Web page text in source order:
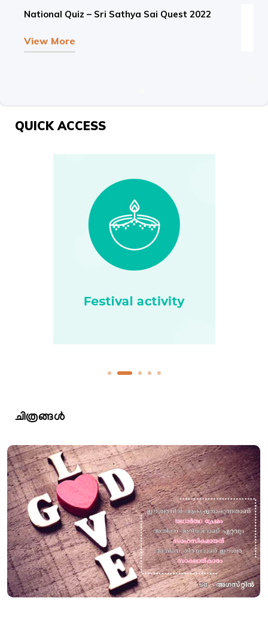
National Quiz – Sri Sathya Sai Quest 2022
View More
QUICK ACCESS
ചിത്രങ്ങൾ